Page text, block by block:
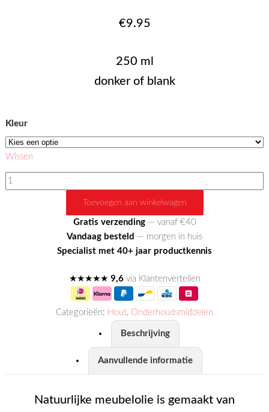
€9.95
250 ml
donker of blank
Kleur
Wissen
Natuurlijke
Meubelolie
Toevoegen aan winkelwagen
Gratis verzending— vanaf €40
Vandaag besteld — morgen in huis
Specialist met 40+ jaar productkennis
★★★★★ 9,6via Klantenvertellen
Categorieën: Hout, Onderhoudsmiddelen
Beschrijving
Aanvullende informatie
Natuurlijke meubelolie is gemaakt van